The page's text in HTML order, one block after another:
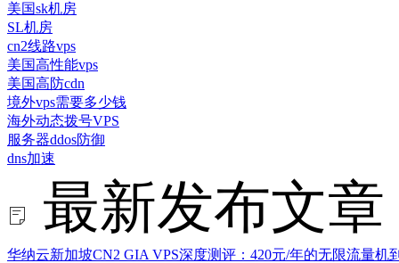
美国sk机房
SL机房
cn2线路vps
美国高性能vps
美国高防cdn
境外vps需要多少钱
海外动态拨号VPS
服务器ddos防御
dns加速
最新发布文章
华纳云新加坡CN2 GIA VPS深度测评：420元/年的无限流量机